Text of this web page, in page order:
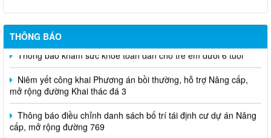
Thông báo điều chỉnh danh sách bố trí tái định cư dự án Nâng
cấp, mở rộng đường 769
Niêm yết công khai dự kiến phương án giao đất ở tái định cư
cho các hộ dân dự án Cảng hàng không quốc tế Long Thành